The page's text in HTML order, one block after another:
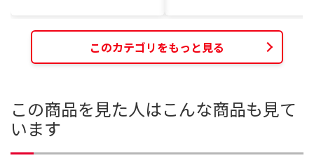
このカテゴリをもっと見る
この商品を見た人はこんな商品も見て
います